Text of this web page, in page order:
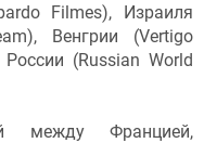
Filmes), Израиля
Венгрии (Vertigo
(Russian World
между Францией,